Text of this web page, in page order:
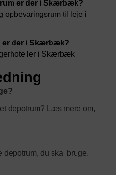
er der i Skærbæk?
opbevaringsrum til leje i
er der i Skærbæk?
i Skærbæk
depotrum? Læs mere om,
depotrum, du skal bruge.